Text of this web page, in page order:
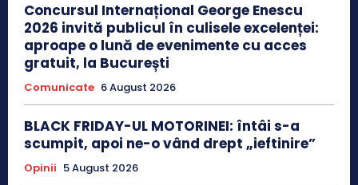
Concursul Internațional George Enescu
2026 invită publicul în culisele excelenței:
aproape o lună de evenimente cu acces
gratuit, la București
Comunicate 6 August 2026
BLACK FRIDAY-UL MOTORINEI: întâi s-a
scumpit, apoi ne-o vând drept „ieftinire”
Opinii 5 August 2026